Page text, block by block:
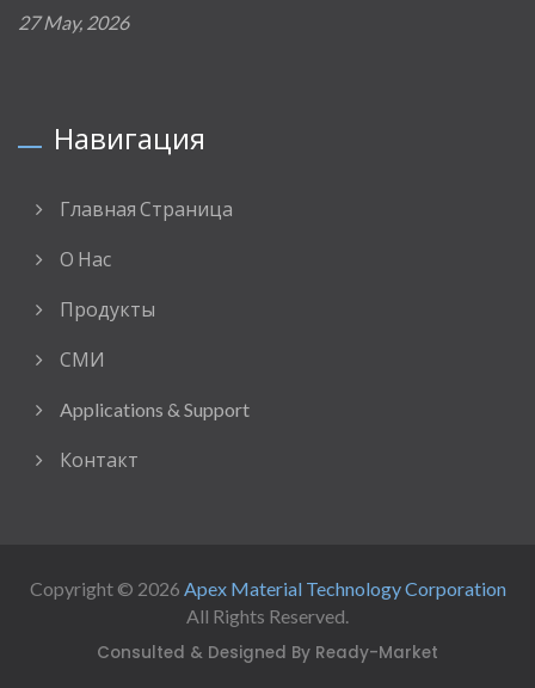
27 May, 2026
Навигация
Главная Страница
О Нас
Продукты
СМИ
Applications & Support
Контакт
Copyright © 2026 Apex Material Technology Corporation
All Rights Reserved.
Consulted & Designed By Ready-Market